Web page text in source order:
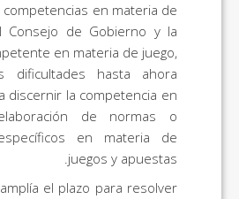
en materia de
Consejo de Gobierno y la
en materia de juego,
dificultades hasta ahora
discernir la competencia en
de normas o
en materia de
juegos y apuestas.
el plazo para resolver